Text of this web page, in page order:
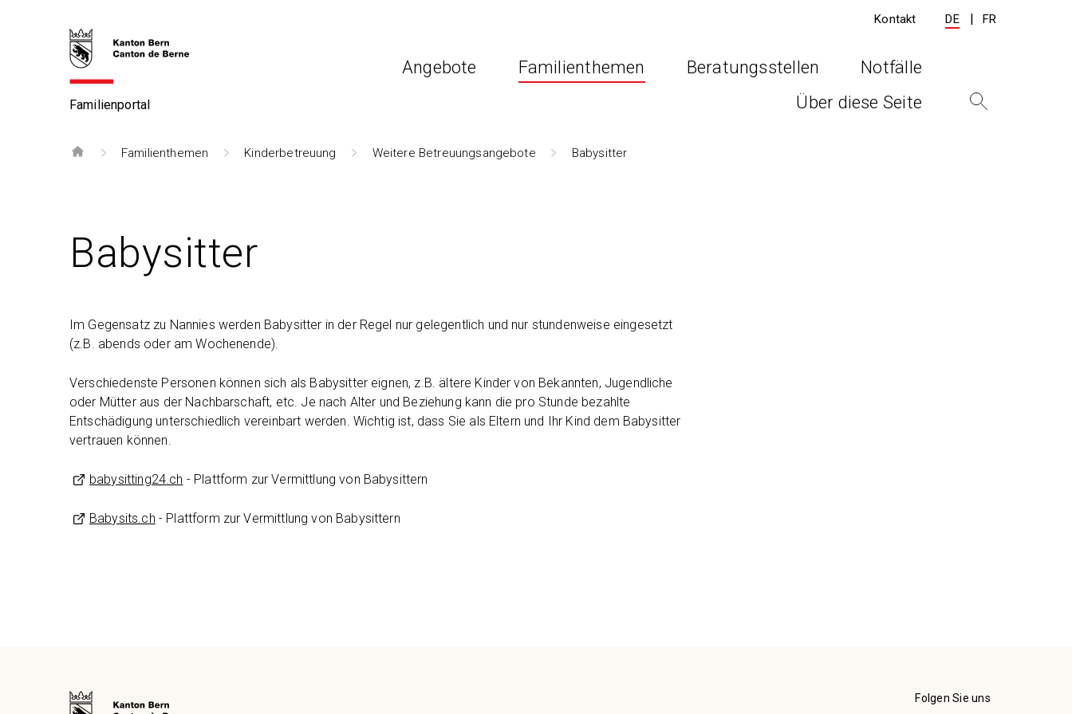
DE FR
Kontakt
Familienportal
Angebote Familienthemen Beratungsstellen
Notfälle
Über diese Seite
Familienthemen Kinderbetreuung Weitere Betreuungsangebote Babysitter
Babysitter
Im Gegensatz zu Nannies werden Babysitter in der Regel nur gelegentlich und nur stundenweise eingesetzt
(z.B. abends oder am Wochenende).
Verschiedenste Personen können sich als Babysitter eignen, z.B. ältere Kinder von Bekannten, Jugendliche
oder Mütter aus der Nachbarschaft, etc. Je nach Alter und Beziehung kann die pro Stunde bezahlte
Entschädigung unterschiedlich vereinbart werden. Wichtig ist, dass Sie als Eltern und Ihr Kind dem Babysitter
vertrauen können.
babysitting24.ch - Plattform zur Vermittlung von Babysittern
Babysits.ch - Plattform zur Vermittlung von Babysittern
Folgen Sie uns